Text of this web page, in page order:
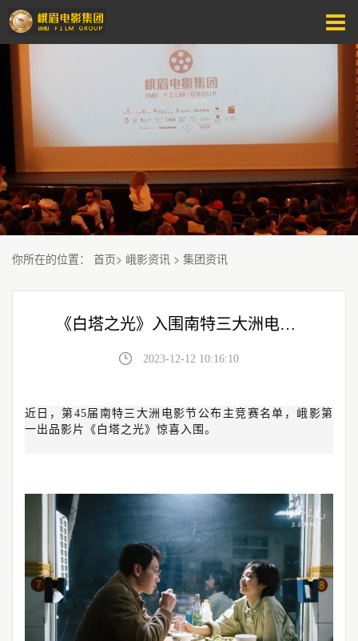
你所在的位置： 首页> 峨影资讯 > 集团资讯
《白塔之光》入围南特三大洲电影节 张律导演新片捷报频传
2023-12-12 10:16:10
近日，第45届南特三大洲电影节公布主竞赛名单，峨影第
一出品影片《白塔之光》惊喜入围。